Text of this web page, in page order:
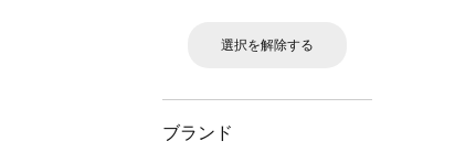
選択を解除する
ブランド